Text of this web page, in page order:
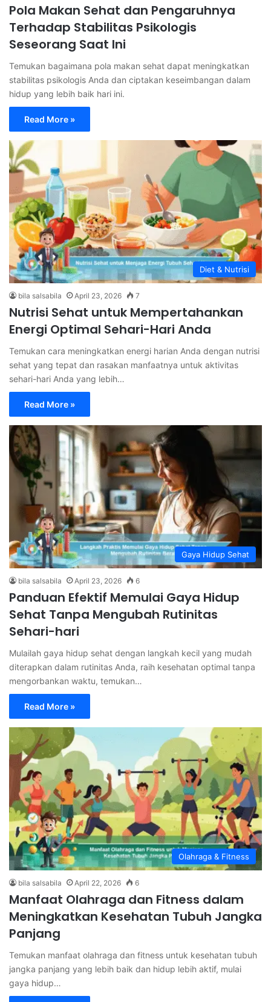
Pola Makan Sehat dan Pengaruhnya
Terhadap Stabilitas Psikologis
Seseorang Saat Ini
Temukan bagaimana pola makan sehat dapat meningkatkan
stabilitas psikologis Anda dan ciptakan keseimbangan dalam
hidup yang lebih baik hari ini.
Read More »
Diet & Nutrisi
bila salsabila April 23, 2026 7
Nutrisi Sehat untuk Mempertahankan
Energi Optimal Sehari-Hari Anda
Temukan cara meningkatkan energi harian Anda dengan nutrisi
sehat yang tepat dan rasakan manfaatnya untuk aktivitas
sehari-hari Anda yang lebih…
Read More »
Gaya Hidup Sehat
bila salsabila April 23, 2026 6
Panduan Efektif Memulai Gaya Hidup
Sehat Tanpa Mengubah Rutinitas
Sehari-hari
Mulailah gaya hidup sehat dengan langkah kecil yang mudah
diterapkan dalam rutinitas Anda, raih kesehatan optimal tanpa
mengorbankan waktu, temukan…
Read More »
Olahraga & Fitness
bila salsabila April 22, 2026 6
Manfaat Olahraga dan Fitness dalam
Meningkatkan Kesehatan Tubuh Jangka
Panjang
Temukan manfaat olahraga dan fitness untuk kesehatan tubuh
jangka panjang yang lebih baik dan hidup lebih aktif, mulai
gaya hidup…